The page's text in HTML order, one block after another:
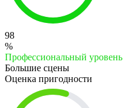
98
%
Профессиональный уровень
Большие сцены
Оценка пригодности